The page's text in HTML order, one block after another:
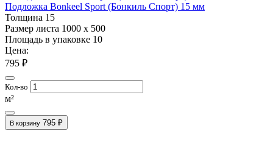
Подложка Bonkeel Sport (Бонкиль Спорт) 15 мм
Толщина 15
Размер листа 1000 х 500
Площадь в упаковке 10
Цена:
795 ₽
Кол-во
м²
В корзину 795 ₽